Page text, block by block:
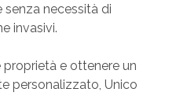
senza necessità di
invasivi.
e ottenere un
personalizzato, Unico